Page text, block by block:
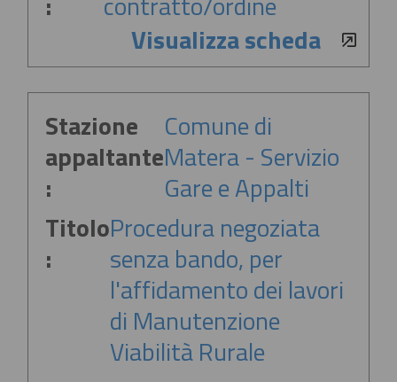
Visualizza scheda
Stazione
appaltante
:
Comune di
Matera - Servizio
Gare e Appalti
Titolo
:
Procedura negoziata
senza bando, per
l'affidamento dei lavori
di Manutenzione
Viabilità Rurale